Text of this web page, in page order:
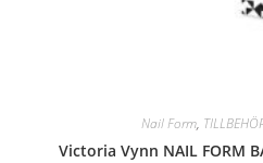
Nail Form,
Victoria Vynn NAIL FORM